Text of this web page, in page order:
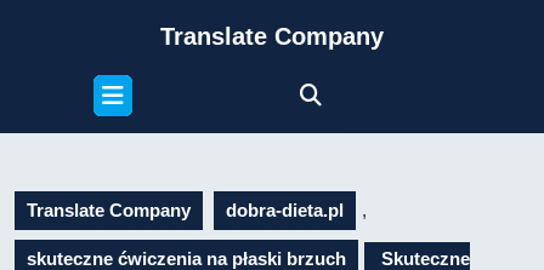
Translate Company
Open
Button
Translate Company dobra-dieta.pl ,
skuteczne ćwiczenia na płaski brzuch Skuteczne